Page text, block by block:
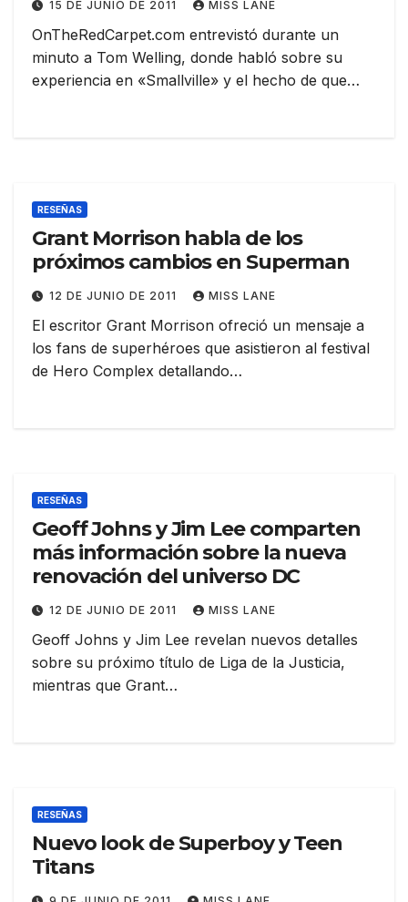
15 DE JUNIO DE 2011 MISS LANE
OnTheRedCarpet.com entrevistó durante un
minuto a Tom Welling, donde habló sobre su
experiencia en «Smallville» y el hecho de que…
RESEÑAS
Grant Morrison habla de los
próximos cambios en Superman
12 DE JUNIO DE 2011 MISS LANE
El escritor Grant Morrison ofreció un mensaje a
los fans de superhéroes que asistieron al festival
de Hero Complex detallando…
RESEÑAS
Geoff Johns y Jim Lee comparten
más información sobre la nueva
renovación del universo DC
12 DE JUNIO DE 2011 MISS LANE
Geoff Johns y Jim Lee revelan nuevos detalles
sobre su próximo título de Liga de la Justicia,
mientras que Grant…
RESEÑAS
Nuevo look de Superboy y Teen
Titans